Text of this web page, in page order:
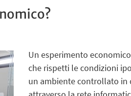
Un esperimento
che rispetti le condizioni
un ambiente controllato in